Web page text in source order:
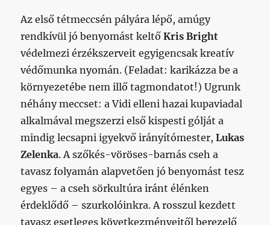
Az első tétmeccsén pályára lépő, amúgy
rendkívül jó benyomást keltőKrisBright
védelmezi érzékszerveit egyigencsak kreatív
védőmunka nyomán. (Feladat: karikázza be a
környezetébe nem illő tagmondatot!) Ugrunk
néhány meccset: a Vidi elleni hazai kupaviadal
alkalmával megszerzi első kispesti gólját a
mindig lecsapni igyekvő irányítómester,Lukas
Zelenka. A szőkés-vöröses-barnás cseh a
tavasz folyamán alapvetően jó benyomást tesz
egyes – a cseh sörkultúra iránt élénken
érdeklődő – szurkolóinkra.A rosszul kezdett
tavasz esetleges következményeitől berezelő